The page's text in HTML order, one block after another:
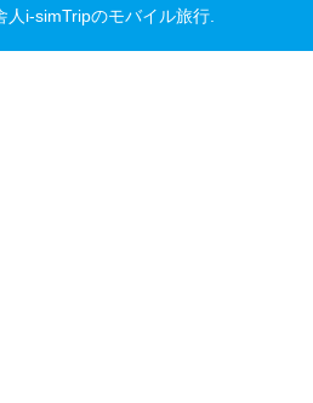
i-simTripのモバイル旅行.